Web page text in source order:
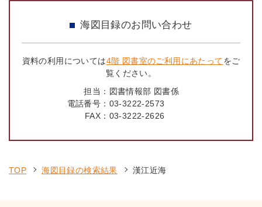
海図目録のお問い合わせ
資料の利用については4階 図書室のご利用にあたってをご
覧ください。
担当： 図書情報部 図書係
電話番号： 03-3222-2573
FAX： 03-3222-2626
TOP 海図目録の検索結果 漢江近海